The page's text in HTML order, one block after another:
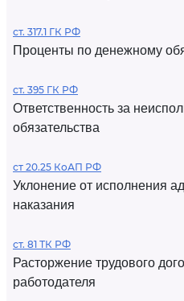
ст. 317.1 ГК РФ
Проценты по денежному
ст. 395 ГК РФ
Ответственность за
обязательства
ст 20.25 КоАП РФ
Уклонение от исполнения
наказания
ст. 81 ТК РФ
Расторжение трудового
работодателя